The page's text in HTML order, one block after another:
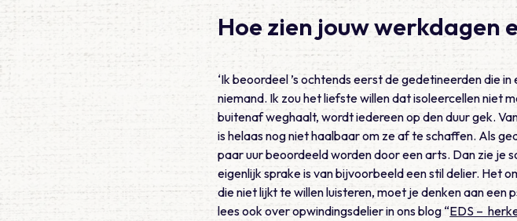
Hoe zien jouw werkdagen
‘Ik beoordeel ’s ochtends eerst de gedetineerden die
niemand. Ik zou het liefste willen dat isoleercellen niet
buitenaf weghaalt, wordt iedereen op den duur gek.
is helaas nog niet haalbaar om ze af te schaffen. Als
paar uur beoordeeld worden door een arts. Dan zie je
eigenlijk sprake is van bijvoorbeeld een stil delier. Het
die niet lijkt te willen luisteren, moet je denken aan een
lees ook over opwindingsdelier in ons blog “EDS –